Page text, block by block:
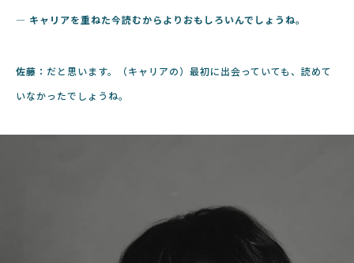
― キャリアを重ねた今読むからよりおもしろいんでしょうね。
佐藤： だと思います。（キャリアの）最初に出会っていても、読めて
いなかったでしょうね。